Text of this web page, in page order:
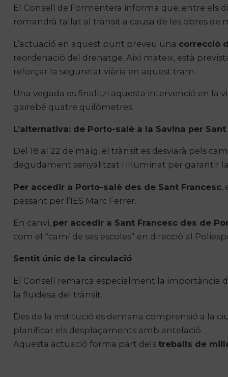
El Consell de Formentera informa que, entre els
romandrà tallat al trànsit a causa de les obres de
L’actuació en aquest punt preveu una correcció
reordenació del drenatge. Així mateix, està
reforçar la seguretat viària en aquest tram.
Una vegada es finalitzi aquesta intervenció en la
gairebé quatre quilòmetres.
L’alternativa: de Porto-salè a la Savina per Sant
Del 18 al 22 de maig, el trànsit es desviarà pels
degudament senyalitzat i il·luminat per garantir
Per accedir a Porto-salè des de Sant Francesc,
passant per l’IES Marc Ferrer.
En canvi, per accedir a Sant Francesc des de
com el “camí de ses escoles” en direcció al
Sentit únic de la circulació
El Consell remarca especialment la importància
la fluïdesa del trànsit.
Des de la institució es demana comprensió a la
planificar els desplaçaments amb antelació.
Aquesta actuació forma part dels treballs de